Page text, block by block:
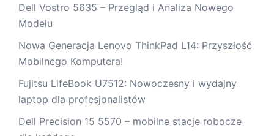
Dell Vostro 5635 – Przegląd i Analiza Nowego
Modelu
Nowa Generacja Lenovo ThinkPad L14: Przyszłość
Mobilnego Komputera!
Fujitsu LifeBook U7512: Nowoczesny i wydajny
laptop dla profesjonalistów
Dell Precision 15 5570 – mobilne stacje robocze